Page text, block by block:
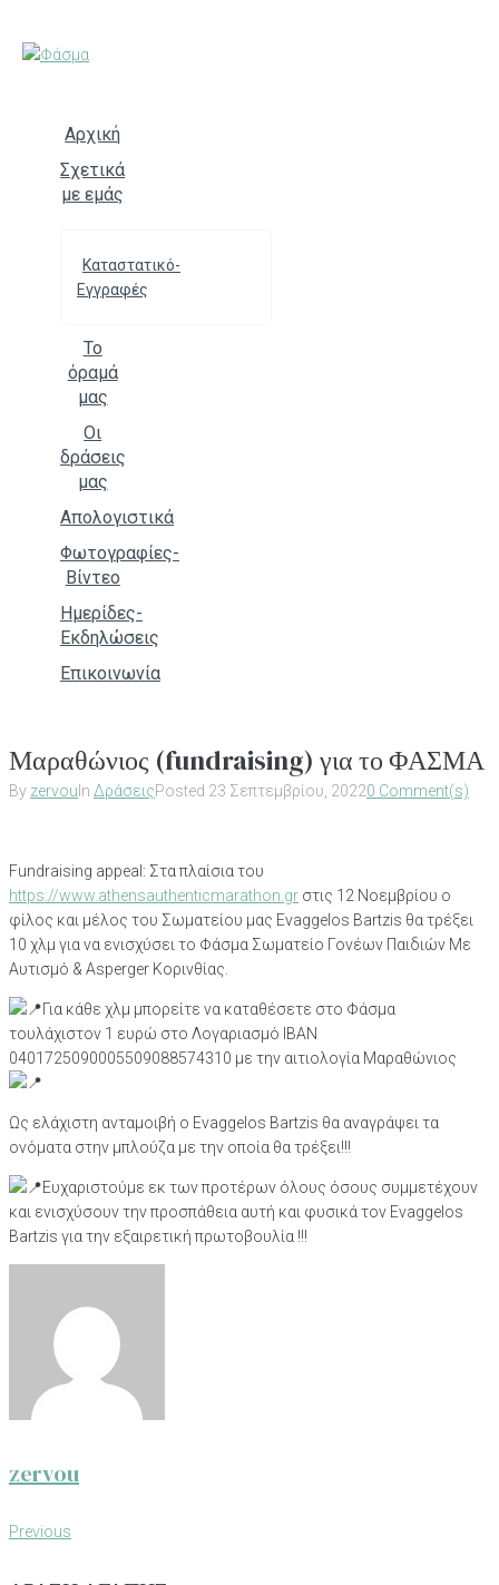
Αρχική
Σχετικά
με εμάς
Καταστατικό-
Εγγραφές
Το
όραμά
μας
Οι
δράσεις
μας
Απολογιστικά
Φωτογραφίες-
Βίντεο
Ημερίδες-
Εκδηλώσεις
Επικοινωνία
Μαραθώνιος (fundraising) για το ΦΑΣΜΑ
By zervou In ΔράσειςPosted 23 Σεπτεμβρίου, 20220 Comment(s)
Fundraising appeal: Στα πλαίσια του
https://www.athensauthenticmarathon.gr στις 12 Νοεμβρίου ο
φίλος και μέλος του Σωματείου μας Evaggelos Bartzis θα τρέξει
10 χλμ για να ενισχύσει το Φάσμα Σωματείο Γονέων Παιδιών Με
Αυτισμό & Asperger Κορινθίας.
Για κάθε χλμ μπορείτε να καταθέσετε στο Φάσμα
τουλάχιστον 1 ευρώ στο Λογαριασμό IBAN
0401725090005509088574310 με την αιτιολογία Μαραθώνιος
Ως ελάχιστη ανταμοιβή ο Evaggelos Bartzis θα αναγράψει τα
ονόματα στην μπλούζα με την οποία θα τρέξει!!!
Ευχαριστούμε εκ των προτέρων όλους όσους συμμετέχουν
και ενισχύσουν την προσπάθεια αυτή και φυσικά τον Evaggelos
Bartzis για την εξαιρετική πρωτοβουλία !!!
zervou
Πλοήγηση
Previous
Previous